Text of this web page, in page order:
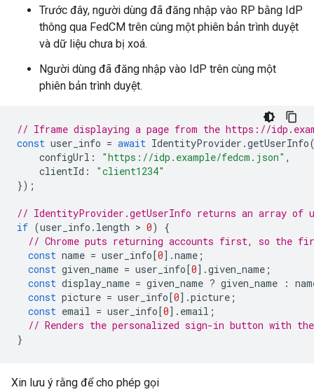
Trước đây, người dùng đã đăng nhập vào RP bằng IdP
thông qua FedCM trên cùng một phiên bản trình duyệt
và dữ liệu chưa bị xoá.
Người dùng đã đăng nhập vào IdP trên cùng một
phiên bản trình duyệt.
// Iframe displaying a page from the https://
const user_info = await IdentityProvider .getUserInfo
configUrl : "https://idp.example/fedcm.json" ,
clientId :
"client1234"
});
// IdentityProvider.getUserInfo returns an array of
if (user_info . length > 0)
{
// Chrome puts returning accounts first, so the
const name = user_info [0].name ;
const given_name = user_info [0].given_name ;
const display_name = given_name ? given_name :
const picture = user_info [0].picture ;
const email = user_info [0]. email ;
// Renders the personalized sign-in button with
}
Xin lưu ý rằng để cho phép gọi